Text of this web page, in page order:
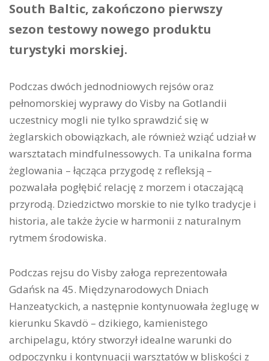
South Baltic, zakończono pierwszy
sezon testowy nowego produktu
turystyki morskiej.
Podczas dwóch jednodniowych rejsów oraz
pełnomorskiej wyprawy do Visby na Gotlandii
uczestnicy mogli nie tylko sprawdzić się w
żeglarskich obowiązkach, ale również wziąć udział w
warsztatach mindfulnessowych. Ta unikalna forma
żeglowania – łącząca przygodę z refleksją –
pozwalała pogłębić relację z morzem i otaczającą
przyrodą. Dziedzictwo morskie to nie tylko tradycje i
historia, ale także życie w harmonii z naturalnym
rytmem środowiska.
Podczas rejsu do Visby załoga reprezentowała
Gdańsk na 45. Międzynarodowych Dniach
Hanzeatyckich, a następnie kontynuowała żeglugę w
kierunku Skavdö – dzikiego, kamienistego
archipelagu, który stworzył idealne warunki do
odpoczynku i kontynuacji warsztatów w bliskości z